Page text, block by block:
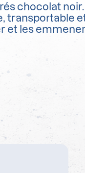
chocolat noir.
transportable
et les